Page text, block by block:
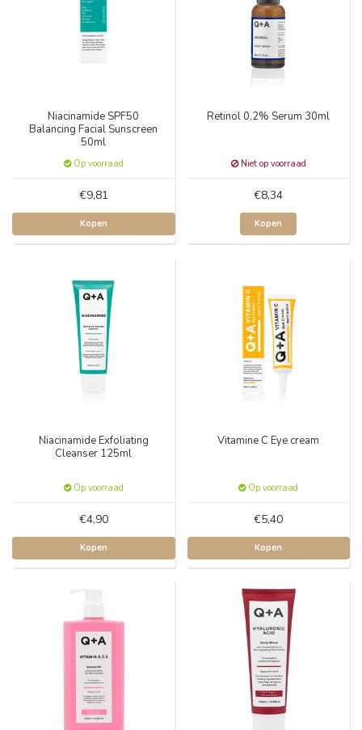
Niacinamide SPF50
Balancing Facial Sunscreen
50ml
Op voorraad
€9,81
Kopen
Retinol 0,2% Serum 30ml
Niet op voorraad
€8,34
Kopen
Niacinamide Exfoliating
Cleanser 125ml
Op voorraad
€4,90
Kopen
Vitamine C Eye cream
Op voorraad
€5,40
Kopen